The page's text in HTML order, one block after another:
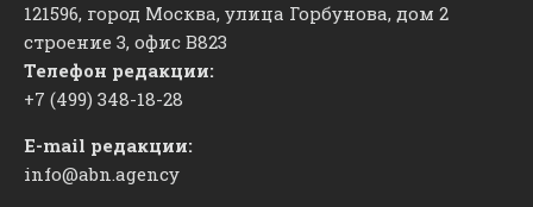
121596, город Москва, улица Горбунова, дом 2
строение 3, офис ​В823
Телефон редакции:
+7 (499) 348-18-28
E-mail редакции:
info@abn.agency